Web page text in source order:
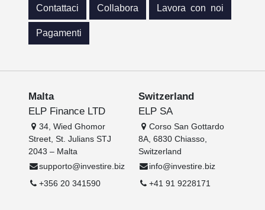
Contattaci Collabora Lavora con noi
Pagamenti
Malta
ELP Finance LTD
34, Wied Ghomor
Street, St. Julians STJ
2043 – Malta
supporto@investire.biz
+356 20 341590
Switzerland
ELP SA
Corso San Gottardo
8A, 6830 Chiasso,
Switzerland
info@investire.biz
+41 91 9228171